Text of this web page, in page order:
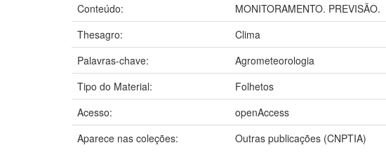
Conteúdo:
MONITORAMENTO. PREVISÃO.
Thesagro:
Clima
Palavras-chave:
Agrometeorologia
Tipo do Material:
Folhetos
Acesso:
openAccess
Aparece nas coleções:
Outras publicações (CNPTIA)